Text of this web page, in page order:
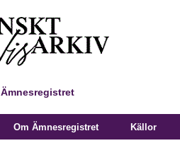
Ämnesregistret
Om Ämnesregistret Källor